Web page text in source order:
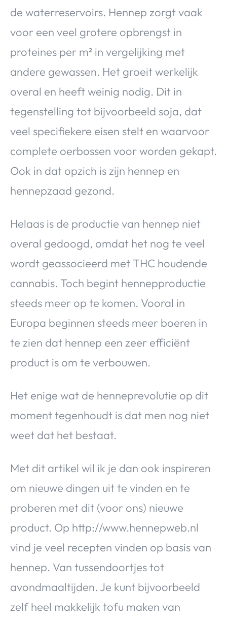
de waterreservoirs. Hennep zorgt vaak
voor een veel grotere opbrengst in
proteines per m² in vergelijking met
andere gewassen. Het groeit werkelijk
overal en heeft weinig nodig. Dit in
tegenstelling tot bijvoorbeeld soja, dat
veel specifiekere eisen stelt en waarvoor
complete oerbossen voor worden gekapt.
Ook in dat opzich is zijn hennep en
hennepzaad gezond.
Helaas is de productie van hennep niet
overal gedoogd, omdat het nog te veel
wordt geassocieerd met THC houdende
cannabis. Toch begint hennepproductie
steeds meer op te komen. Vooral in
Europa beginnen steeds meer boeren in
te zien dat hennep een zeer efficiënt
product is om te verbouwen.
Het enige wat de henneprevolutie op dit
moment tegenhoudt is dat men nog niet
weet dat het bestaat.
Met dit artikel wil ik je dan ook inspireren
om nieuwe dingen uit te vinden en te
proberen met dit (voor ons) nieuwe
product. Op http://www.hennepweb.nl
vind je veel recepten vinden op basis van
hennep. Van tussendoortjes tot
avondmaaltijden. Je kunt bijvoorbeeld
zelf heel makkelijk tofu maken van